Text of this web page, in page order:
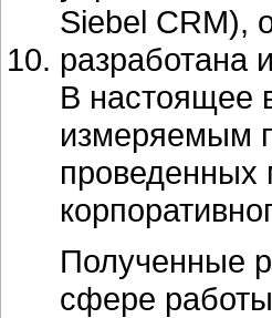
Siebel CRM),
разработана
В настоящее
измеряемым
проведенных
Полученные
сфере